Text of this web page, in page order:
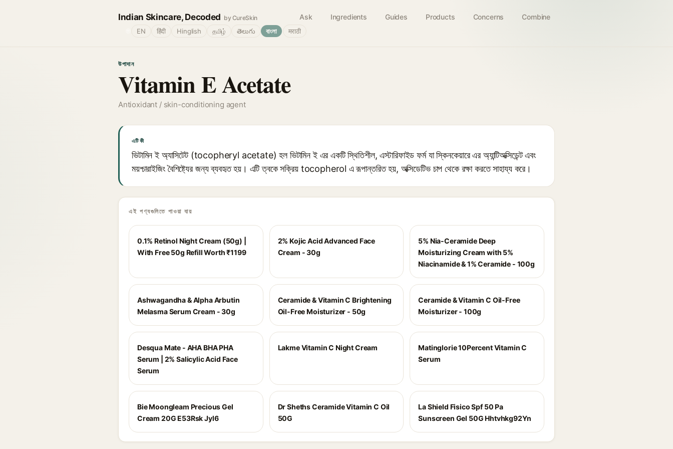
Indian Skincare, Decoded by CureSkin Ask Ingredients Guides Products Concerns Combine
EN हिंदी Hinglish தமிழ் తెలుగు বাংলা मराठी
উপাদান
Vitamin E Acetate
Antioxidant / skin-conditioning agent
এটি কী
ভিটামিন ই অ্যাসিটেট (tocopheryl acetate) হল ভিটামিন ই এর একটি স্থিতিশীল, এস্টারিফাইড ফর্ম যা স্কিনকেয়ারে এর অ্যান্টিঅক্সিডেন্ট এবং
ময়শ্চারাইজিং বৈশিষ্ট্যের জন্য ব্যবহৃত হয়। এটি ত্বকে সক্রিয় tocopherol এ রূপান্তরিত হয়, অক্সিডেটিভ চাপ থেকে রক্ষা করতে সাহায্য করে।
এই পণ্যগুলিতে পাওয়া যায়
0.1% Retinol Night Cream (50g) |
With Free 50g Refill Worth ₹1199
2% Kojic Acid Advanced Face
Cream - 30g
5% Nia-Ceramide Deep
Moisturizing Cream with 5%
Niacinamide & 1% Ceramide - 100g
Ashwagandha & Alpha Arbutin
Melasma Serum Cream - 30g
Ceramide & Vitamin C Brightening
Oil-Free Moisturizer - 50g
Ceramide & Vitamin C Oil-Free
Moisturizer - 100g
Desqua Mate - AHA BHA PHA
Serum | 2% Salicylic Acid Face
Serum
Lakme Vitamin C Night Cream
Matinglorie 10Percent Vitamin C
Serum
Bie Moongleam Precious Gel
Cream 20G E53Rsk Jyl6
Dr Sheths Ceramide Vitamin C Oil
50G
La Shield Fisico Spf 50 Pa
Sunscreen Gel 50G Hhtvhkg92Yn